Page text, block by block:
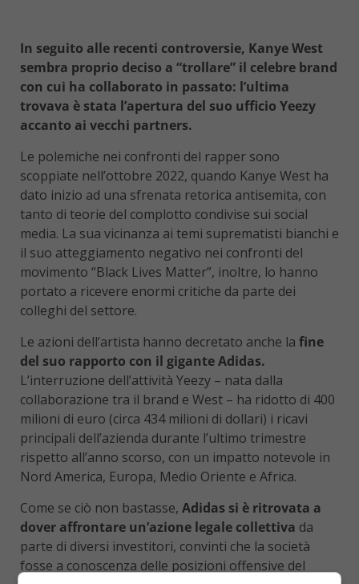
In seguito alle recenti controversie, Kanye West
sembra proprio deciso a “trollare” il celebre brand
con cui ha collaborato in passato: l’ultima
trovava è stata l’apertura del suo ufficio Yeezy
accanto ai vecchi partners.
Le polemiche nei confronti del rapper sono
scoppiate nell’ottobre 2022, quando Kanye West ha
dato inizio ad una sfrenata retorica antisemita, con
tanto di teorie del complotto condivise sui social
media. La sua vicinanza ai temi suprematisti bianchi e
il suo atteggiamento negativo nei confronti del
movimento “Black Lives Matter”, inoltre, lo hanno
portato a ricevere enormi critiche da parte dei
colleghi del settore.
Le azioni dell’artista hanno decretato anche la fine
del suo rapporto con il gigante Adidas.
L’interruzione dell’attività Yeezy – nata dalla
collaborazione tra il brand e West – ha ridotto di 400
milioni di euro (circa 434 milioni di dollari) i ricavi
principali dell’azienda durante l’ultimo trimestre
rispetto all’anno scorso, con un impatto notevole in
Nord America, Europa, Medio Oriente e Africa.
Come se ciò non bastasse, Adidas si è ritrovata a
dover affrontare un’azione legale collettiva da
parte di diversi investitori, convinti che la società
fosse a conoscenza delle posizioni offensive del